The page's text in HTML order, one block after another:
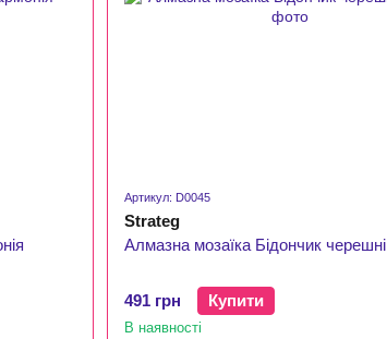
Артикул: D0045
Strateg
Алмазна мозаїка Бідончик черешні
491 грн Купити
В наявності